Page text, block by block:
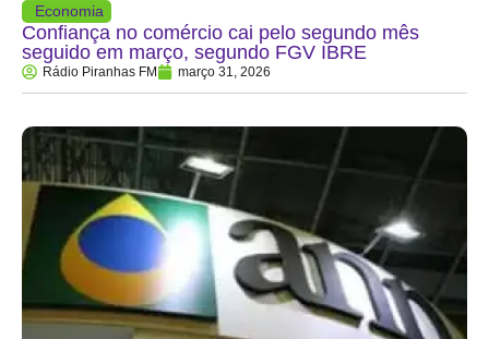
Economia
Confiança no comércio cai pelo segundo mês
seguido em março, segundo FGV IBRE
Rádio Piranhas FM março 31, 2026